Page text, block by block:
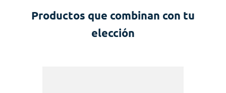
Productos que combinan con tu
elección